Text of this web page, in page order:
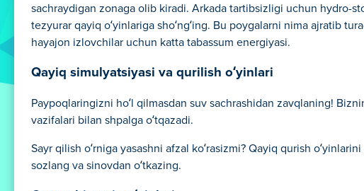
sachraydigan zonaga olib kiradi. Arkada tartibsizligi uchun hydro-
tezyurar qayiq o‘yinlariga sho‘ng‘ing. Bu poygalarni nima ajratib
hayajon izlovchilar uchun katta tabassum energiyasi.
Qayiq simulyatsiyasi va qurilish o‘yinlari
Paypoqlaringizni ho‘l qilmasdan suv sachrashidan zavqlaning!
vazifalari bilan shpalga o‘tqazadi.
Sayr qilish o‘rniga yasashni afzal ko‘rasizmi? Qayiq qurish
sozlang va sinovdan o‘tkazing.